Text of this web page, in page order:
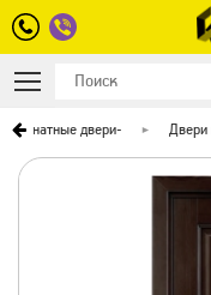
двери- Двери